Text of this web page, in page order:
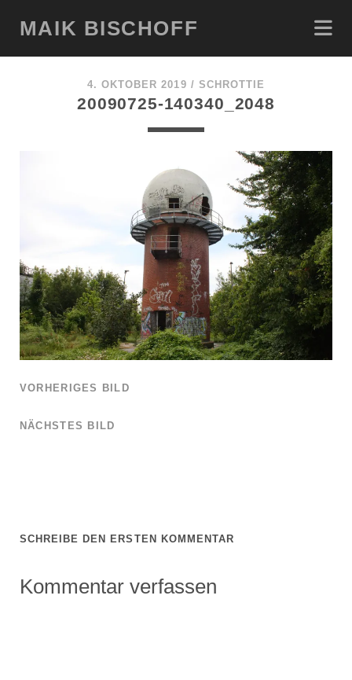
MAIK BISCHOFF
4. OKTOBER 2019 / SCHROTTIE
20090725-140340_2048
VORHERIGES BILD
NÄCHSTES BILD
SCHREIBE DEN ERSTEN KOMMENTAR
Kommentar verfassen